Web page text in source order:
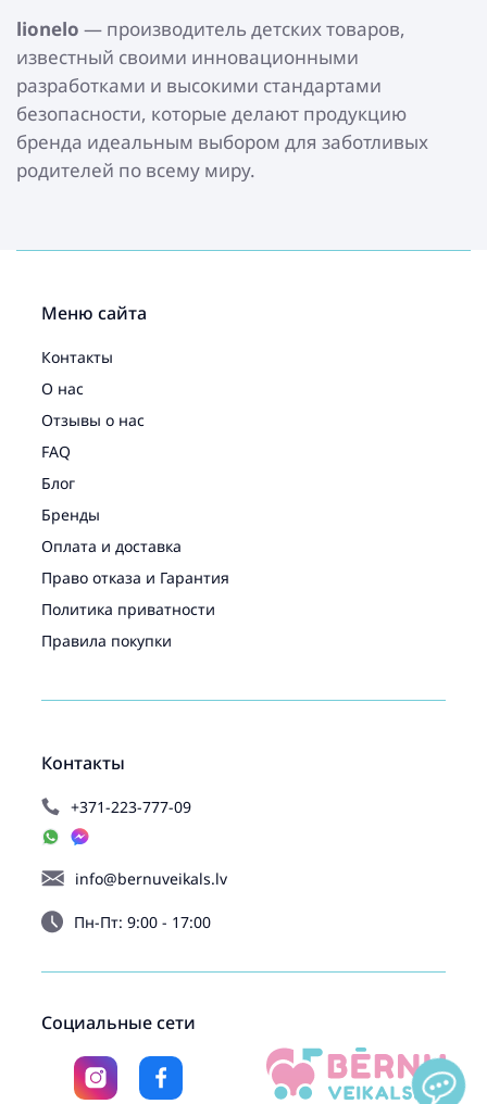
lionelo — производитель детских товаров,
известный своими инновационными
разработками и высокими стандартами
безопасности, которые делают продукцию
бренда идеальным выбором для заботливых
родителей по всему миру.
Контакты
+371-223-777-09
info@bernuveikals.lv
Пн-Пт: 9:00 - 17:00
Меню сайта
Контакты
О нас
Отзывы о нас
FAQ
Блог
Бренды
Оплата и доставка
Право отказа и Гарантия
Политика приватности
Правила покупки
Социальные сети